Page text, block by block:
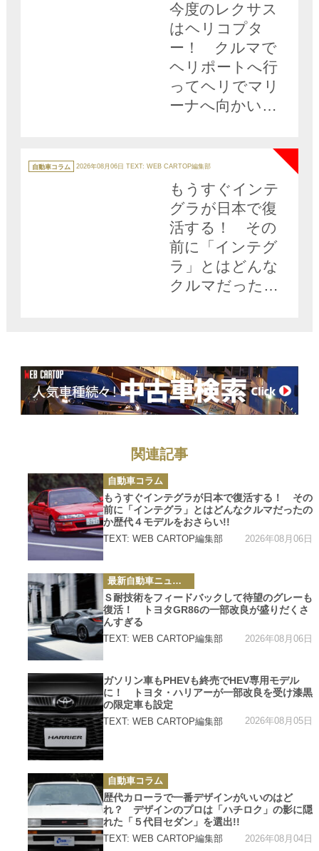
今度のレクサス
はヘリコプタ
ー！ クルマで
ヘリポートへ行
ってヘリでマリ
ーナへ向かいク
海空レクサス三
昧が現実に!!
カ
テ
ゴ
自動車コラム 2026年08月06日 TEXT: WEB CARTOP編集部
もうすぐインテ
グラが日本で復
活する！ その
前に「インテグ
ラ」とはどんな
クルマだったの
関連記事
カ
テ
ゴ
リ
ー
自動車コラム
もうすぐインテグラが日本で復活する！ その
前に「インテグラ」とはどんなクルマだったの
か歴代４モデルをおさらい!!
TEXT: WEB CARTOP編集部 2026年08月06日
カ
テ
ゴ
リ
ー
最新自動車ニュース
Ｓ耐技術をフィードバックして待望のグレーも
復活！ トヨタGR86の一部改良が盛りだくさ
んすぎる
TEXT: WEB CARTOP編集部 2026年08月06日
カ
テ
ゴ
リ
ー
ガソリン車もPHEVも終売でHEV専用モデル
に！ トヨタ・ハリアーが一部改良を受け漆黒
の限定車も設定
TEXT: WEB CARTOP編集部 2026年08月05日
カ
テ
ゴ
リ
ー
自動車コラム
歴代カローラで一番デザインがいいのはど
れ？ デザインのプロは「ハチロク」の影に隠
れた「５代目セダン」を選出!!
TEXT: WEB CARTOP編集部 2026年08月04日